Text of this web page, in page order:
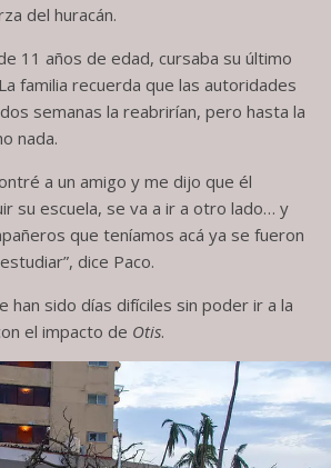
del huracán.
11 años de edad, cursaba su último
familia recuerda que las autoridades
semanas la reabrirían, pero hasta la
nada.
a un amigo y me dijo que él
su escuela, se va a ir a otro lado… y
que teníamos acá ya se fueron
dice Paco.
han sido días difíciles sin poder ir a la
el impacto de Otis.